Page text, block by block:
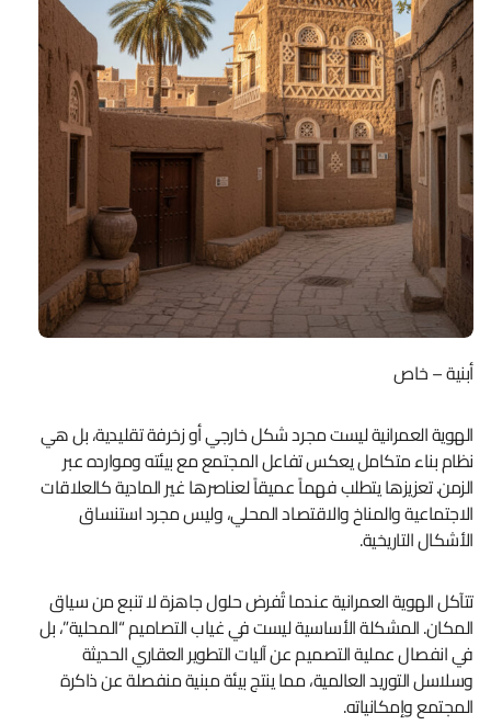
أبنية – خاص
الهوية العمرانية ليست مجرد شكل خارجي أو زخرفة تقليدية، بل هي
نظام بناء متكامل يعكس تفاعل المجتمع مع بيئته وموارده عبر
الزمن. تعزيزها يتطلب فهماً عميقاً لعناصرها غير المادية كالعلاقات
الاجتماعية والمناخ والاقتصاد المحلي، وليس مجرد استنساق
الأشكال التاريخية.
تتآكل الهوية العمرانية عندما تُفرض حلول جاهزة لا تنبع من سياق
المكان. المشكلة الأساسية ليست في غياب التصاميم “المحلية”، بل
في انفصال عملية التصميم عن آليات التطوير العقاري الحديثة
وسلاسل التوريد العالمية، مما ينتج بيئة مبنية منفصلة عن ذاكرة
المجتمع وإمكانياته.